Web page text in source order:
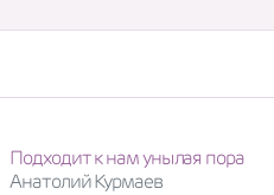
Подходит к нам унылая пора
Анатолий Курмаев